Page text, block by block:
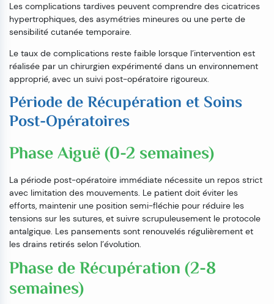
Les complications tardives peuvent comprendre des cicatrices
hypertrophiques, des asymétries mineures ou une perte de
sensibilité cutanée temporaire.
Le taux de complications reste faible lorsque l’intervention est
réalisée par un chirurgien expérimenté dans un environnement
approprié, avec un suivi post-opératoire rigoureux.
Période de Récupération et Soins
Post-Opératoires
Phase Aiguë (0-2 semaines)
La période post-opératoire immédiate nécessite un repos strict
avec limitation des mouvements. Le patient doit éviter les
efforts, maintenir une position semi-fléchie pour réduire les
tensions sur les sutures, et suivre scrupuleusement le protocole
antalgique. Les pansements sont renouvelés régulièrement et
les drains retirés selon l’évolution.
Phase de Récupération (2-8
semaines)